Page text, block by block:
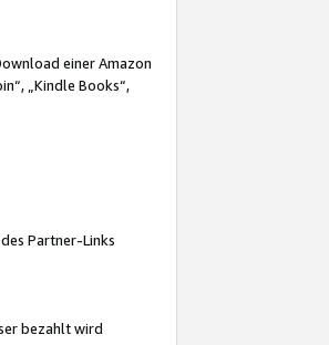
einer Amazon
„Kindle Books“,
Partner-Links
bezahlt wird